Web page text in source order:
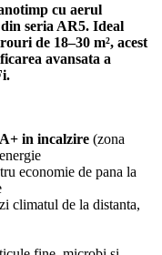
cu aerul
seria AR5. Ideal
de 18–30 m², acest
avansata a
in incalzire (zona
economie de pana la
climatul de la distanta,